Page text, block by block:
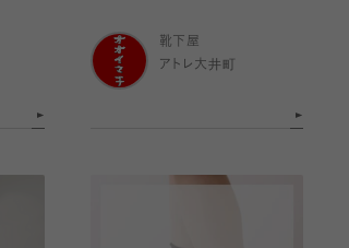
靴下屋
アトレ大井町